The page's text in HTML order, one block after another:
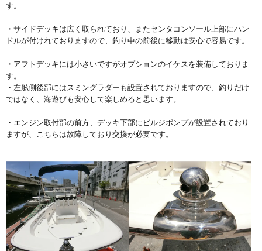
す。
・サイドデッキは広く取られており、またセンタコンソール上部にハン
ドルが付けれておりますので、釣り中の前後に移動は安心で容易です。
・アフトデッキには小さいですがオプションのイケスを装備しておりま
す。
・左舷側後部にはスミングラダーも設置されておりますので、釣りだけ
ではなく、海遊びも安心して楽しめると思います。
・エンジン取付部の前方、デッキ下部にビルジポンプが設置されており
ますが、こちらは故障しており交換が必要です。